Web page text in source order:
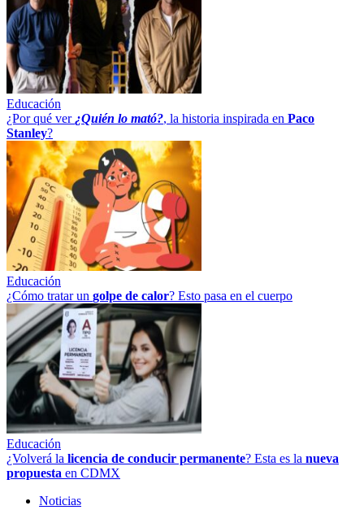
Educación
¿Por qué ver ¿Quién lo mató?, la historia inspirada en Paco
Stanley?
Educación
¿Cómo tratar un golpe de calor? Esto pasa en el cuerpo
Educación
¿Volverá la licencia de conducir permanente? Esta es la nueva
propuesta en CDMX
Noticias